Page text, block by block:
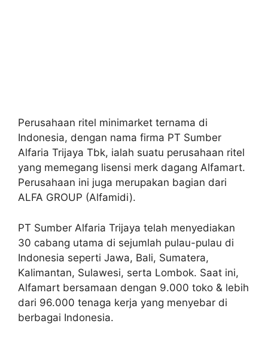
Perusahaan ritel minimarket ternama di
Indonesia, dengan nama firma PT Sumber
Alfaria Trijaya Tbk, ialah suatu perusahaan ritel
yang memegang lisensi merk dagang Alfamart.
Perusahaan ini juga merupakan bagian dari
ALFA GROUP (Alfamidi).
PT Sumber Alfaria Trijaya telah menyediakan
30 cabang utama di sejumlah pulau-pulau di
Indonesia seperti Jawa, Bali, Sumatera,
Kalimantan, Sulawesi, serta Lombok. Saat ini,
Alfamart bersamaan dengan 9.000 toko & lebih
dari 96.000 tenaga kerja yang menyebar di
berbagai Indonesia.